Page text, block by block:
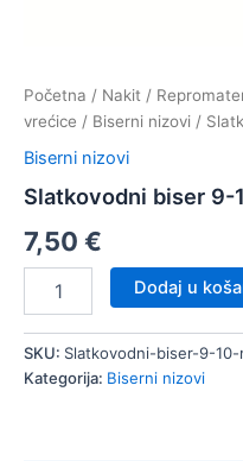
Početna / Nakit /
vrećice / Biserni nizovi /
Biserni nizovi
Slatkovodni biser 9-
7,50 €
Slatkovodni
biser
10
mm
Dodaj u
SKU: Slatkovodni-biser-9-
Kategorija: Biserni nizovi